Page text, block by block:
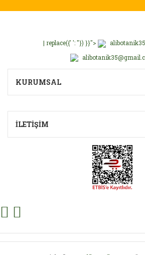
| replace({' ': ''}) }}">
KURUMSAL
İLETİŞİM